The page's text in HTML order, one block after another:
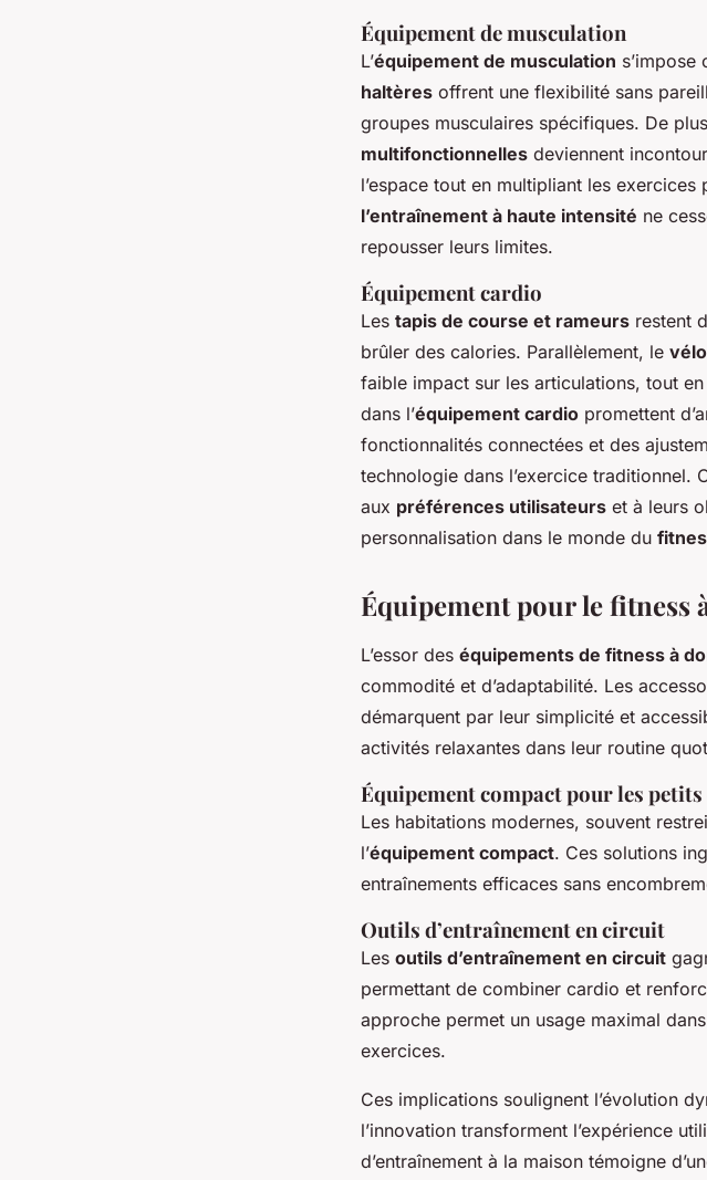
Équipement de musculation
L’équipement de musculation
haltères offrent une flexibilité sans
groupes musculaires spécifiques. De
multifonctionnelles deviennent
l’espace tout en multipliant les exercices
l’entraînement à haute intensité ne
repousser leurs limites.
Équipement cardio
Les tapis de course et rameurs restent
brûler des calories. Parallèlement, le
faible impact sur les articulations, tout
dans l’équipement cardio promettent
fonctionnalités connectées et des
technologie dans l’exercice traditionnel.
aux préférences utilisateurs et à leurs
personnalisation dans le monde du
Équipement pour le fitness
L’essor des équipements de fitness à
commodité et d’adaptabilité. Les
démarquent par leur simplicité et
activités relaxantes dans leur routine
Équipement compact pour les petits
Les habitations modernes, souvent
l’équipement compact. Ces solutions
entraînements efficaces sans
Outils d’entraînement en circuit
Les outils d’entraînement en circuit
permettant de combiner cardio et
approche permet un usage maximal
exercices.
Ces implications soulignent l’évolution
l’innovation transforment l’expérience
d’entraînement à la maison témoigne